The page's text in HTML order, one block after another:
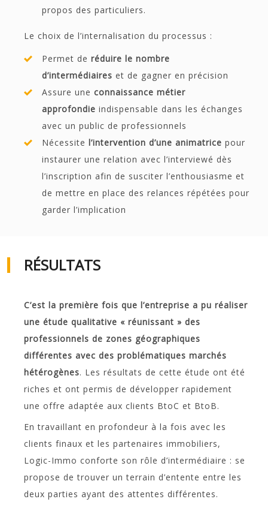
propos des particuliers.
Le choix de l’internalisation du processus :
Permet de réduire le nombre
d’intermédiaires et de gagner en précision
Assure une connaissance métier
approfondie indispensable dans les échanges
avec un public de professionnels
Nécessite l’intervention d’une animatrice pour
instaurer une relation avec l’interviewé dès
l’inscription afin de susciter l’enthousiasme et
de mettre en place des relances répétées pour
garder l’implication
RÉSULTATS
C’est la première fois que l’entreprise a pu réaliser
une étude qualitative « réunissant » des
professionnels de zones géographiques
différentes avec des problématiques marchés
hétérogènes. Les résultats de cette étude ont été
riches et ont permis de développer rapidement
une offre adaptée aux clients BtoC et BtoB.
En travaillant en profondeur à la fois avec les
clients finaux et les partenaires immobiliers,
Logic-Immo conforte son rôle d’intermédiaire : se
propose de trouver un terrain d’entente entre les
deux parties ayant des attentes différentes.